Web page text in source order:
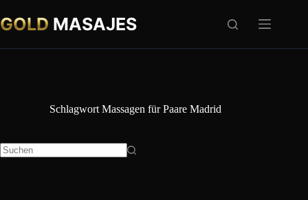
Inhalt
springen
GOLD MASAJES
Schlagwort Massagen für Paare Madrid
Keine
Ergebnisse